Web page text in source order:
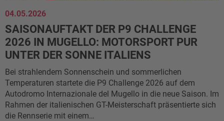
04.05.2026
SAISONAUFTAKT DER P9 CHALLENGE
2026 IN MUGELLO: MOTORSPORT PUR
UNTER DER SONNE ITALIENS
Bei strahlendem Sonnenschein und sommerlichen
Temperaturen startete die P9 Challenge 2026 auf dem
Autodromo Internazionale del Mugello in die neue Saison. Im
Rahmen der italienischen GT-Meisterschaft präsentierte sich
die Rennserie mit einem…